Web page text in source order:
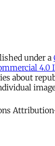
under a
4.0
about